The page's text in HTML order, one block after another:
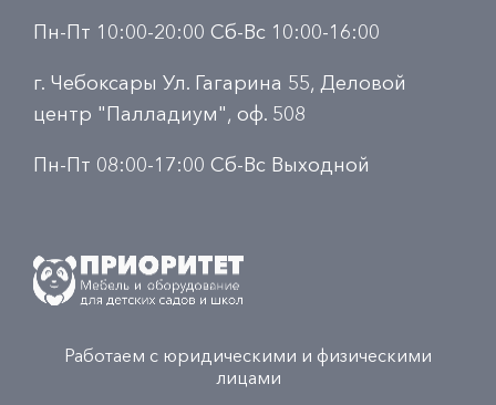
Пн-Пт 10:00-20:00 Сб-Вс 10:00-16:00
г. Чебоксары Ул. Гагарина 55, Деловой
центр "Палладиум", оф. 508
Пн-Пт 08:00-17:00 Сб-Вс Выходной
Работаем с юридическими и физическими
лицами